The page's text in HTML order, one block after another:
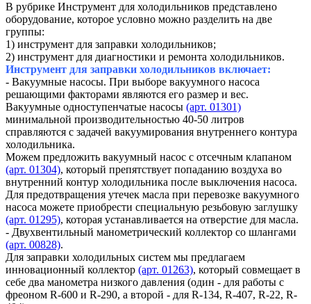
В рубрике Инструмент для холодильников представлено
оборудование, которое условно можно разделить на две
группы:
1) инструмент для заправки холодильников;
2) инструмент для диагностики и ремонта холодильников.
Инструмент для заправки холодильников включает:
- Вакуумные насосы. При выборе вакуумного насоса
решающими факторами являются его размер и вес.
Вакуумные одноступенчатые насосы (арт. 01301)
минимальной производительностью 40-50 литров
справляются с задачей вакуумирования внутреннего контура
холодильника.
Можем предложить вакуумный насос с отсечным клапаном
(арт. 01304), который препятствует попаданию воздуха во
внутренний контур холодильника после выключения насоса.
Для предотвращения утечек масла при перевозке вакуумного
насоса можете приобрести специальную резьбовую заглушку
(арт. 01295), которая устанавливается на отверстие для масла.
- Двухвентильный манометрический коллектор со шлангами
(арт. 00828).
Для заправки холодильных систем мы предлагаем
инновационный коллектор (арт. 01263), который совмещает в
себе два манометра низкого давления (один - для работы с
фреоном R-600 и R-290, а второй - для R-134, R-407, R-22, R-